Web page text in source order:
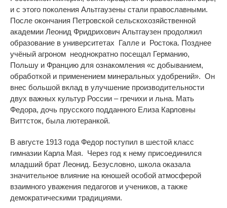
и с этого поколения Альтгаузены стали православными.
После окончания Петровской сельскохозяйственной
академии Леонид Фридрихович Альтгаузен продолжил
образование в университетах Галле и Ростока. Позднее
учёный агроном неоднократно посещал Германию,
Польшу и Францию для ознакомления «с добыванием,
обработкой и применением минеральных удобрений». Он
внес большой вклад в улучшение производительности
двух важных культур России – гречихи и льна. Мать
Федора, дочь прусского подданного Елиза Карловны
Виттсток, была лютеранкой.
В августе 1913 года Федор поступил в шестой класс
гимназии Карла Мая. Через год к нему присоединился
младший брат Леонид. Безусловно, школа оказала
значительное влияние на юношей особой атмосферой
взаимного уважения педагогов и учеников, а также
демократическими традициями.